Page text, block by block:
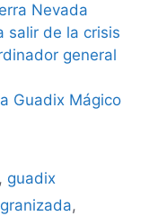
Nevada
salir de la crisis
general
Guadix Mágico
, guadix
granizada,